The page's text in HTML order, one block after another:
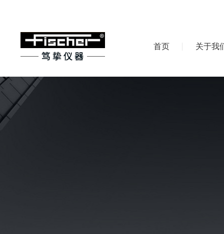
首页 关于我